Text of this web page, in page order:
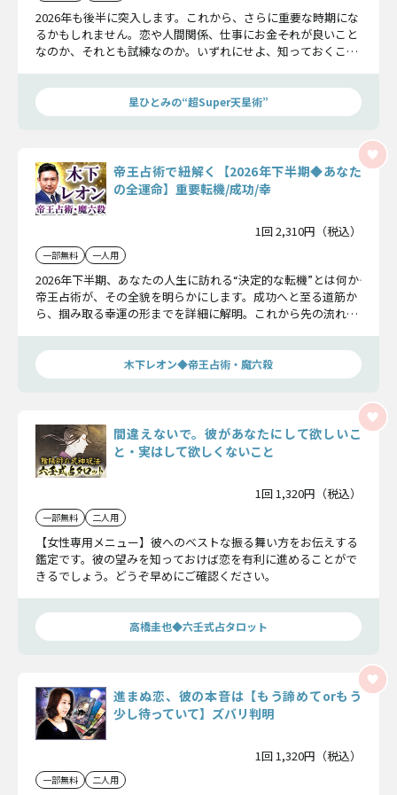
2026年も後半に突入します。これから、さらに重要な時期にな
るかもしれません。恋や人間関係、仕事にお金――それが良いこと
なのか、それとも試練なのか。いずれにせよ、知っておくこと
星ひとみがズバリ占います。
星ひとみの“超Super天星術”
帝王占術で紐解く【2026年下半期◆あなた
の全運命】重要転機/成功/幸
1回 2,310円（税込）
一部無料 一人用
2026年下半期、あなたの人生に訪れる“決定的な転機”とは何か――
帝王占術が、その全貌を明らかにします。成功へと至る道筋か
ら、掴み取る幸運の形までを詳細に解明。これから先の流れを
木下レオン◆帝王占術・魔六殺
間違えないで。彼があなたにして欲しいこ
と・実はして欲しくないこと
1回 1,320円（税込）
一部無料 二人用
【女性専用メニュー】彼へのベストな振る舞い方をお伝えする
鑑定です。彼の望みを知っておけば恋を有利に進めることがで
きるでしょう。どうぞ早めにご確認ください。
高橋圭也◆六壬式占タロット
進まぬ恋、彼の本音は【もう諦めてorもう
少し待っていて】ズバリ判明
1回 1,320円（税込）
一部無料 二人用